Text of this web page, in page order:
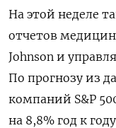
На этой неделе
отчетов
Johnson и
По прогнозу из
компаний S&P
на 8,8% год к